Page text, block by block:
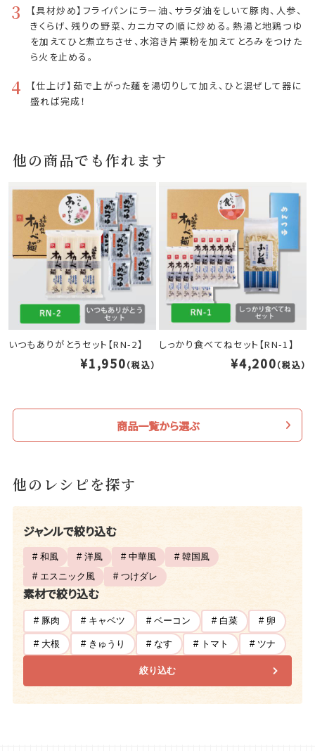
3
【具材炒め】フライパンにラー油、サラダ油をしいて豚肉、人参、
きくらげ、残りの野菜、カニカマの順に炒める。熱湯と地鶏つゆ
を加えてひと煮立ちさせ、水溶き片栗粉を加えてとろみをつけた
ら火を止める。
4
【仕上げ】茹で上がった麺を湯切りして加え、ひと混ぜして器に
盛れば完成！
他の商品でも作れます
いつもありがとうセット【RN-2】
¥1,950（税込）
しっかり食べてねセット【RN-1】
¥4,200（税込）
商品一覧から選ぶ
他のレシピを探す
ジャンルで絞り込む
# 和風 # 洋風 # 中華風
# 韓国風
# エスニック風
# つけダレ
素材で絞り込む
# 豚肉 # キャベツ # ベーコン # 白菜 # 卵
# 大根 # きゅうり # なす # トマト # ツナ
絞り込む